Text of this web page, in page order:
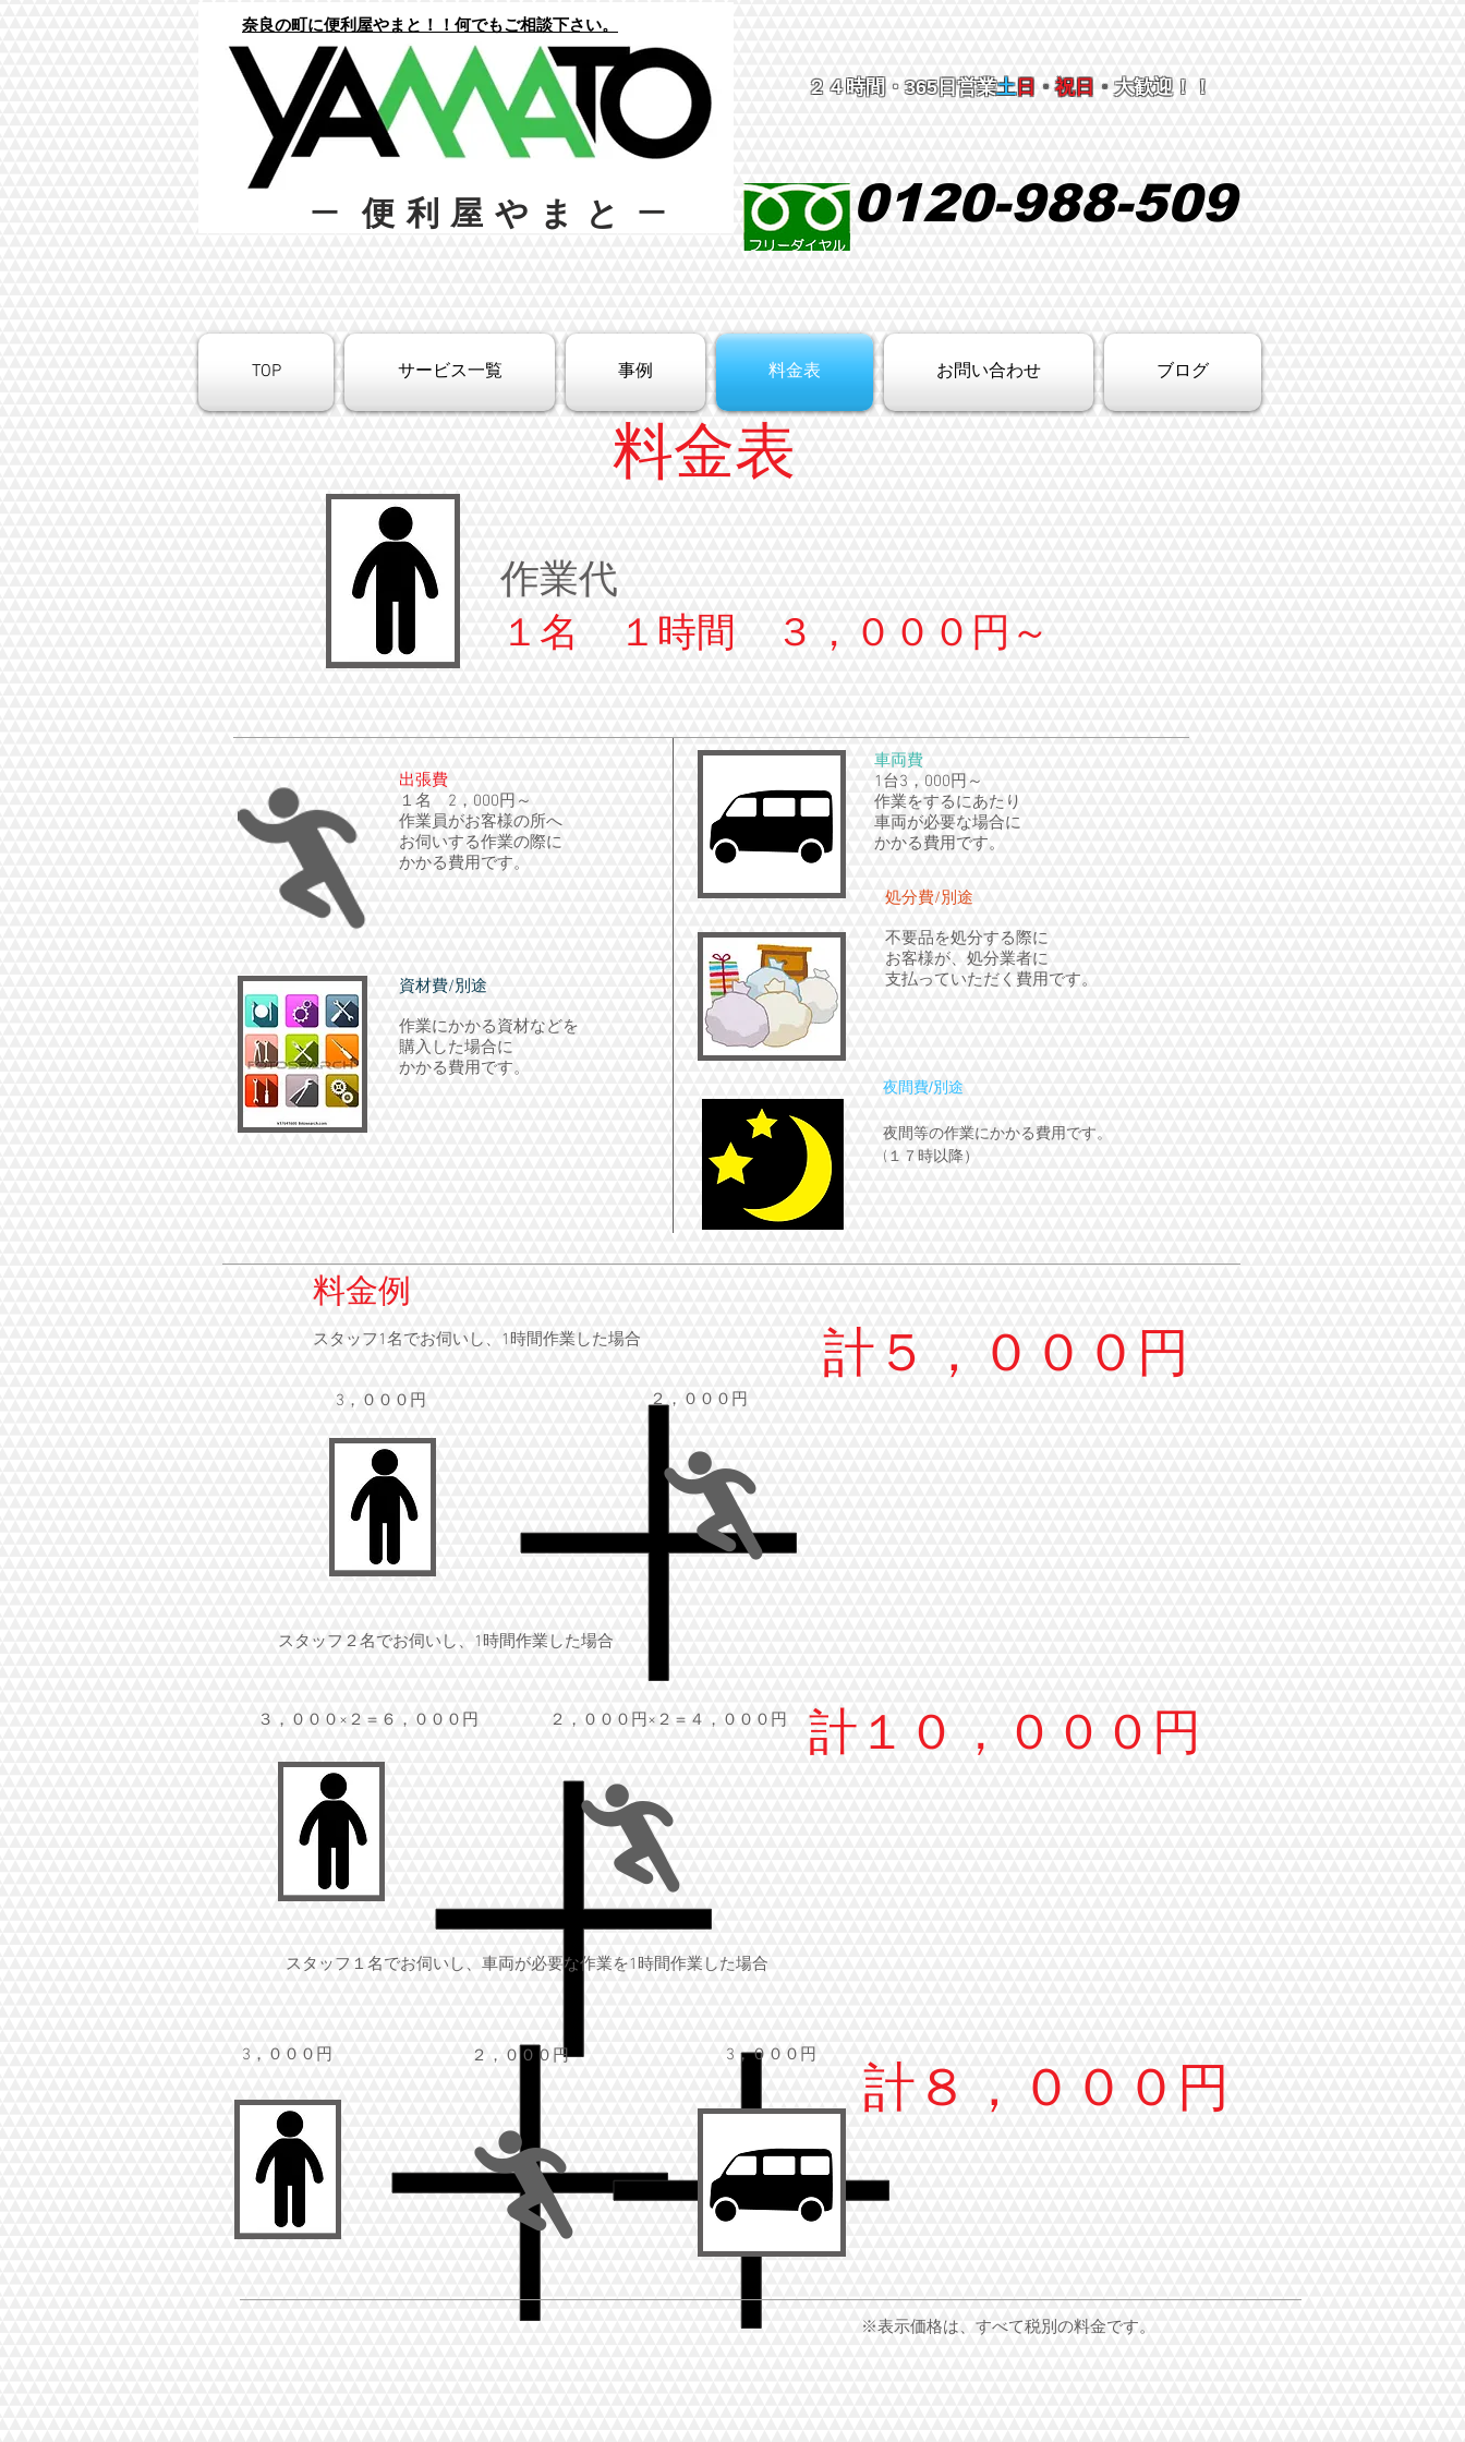
​奈良の町に便利屋やまと！！何でもご相談下さい。
便利屋やまと
ー ー
２４時間 ・365日営業土日 ・祝日 ・大歓迎！！
0120-988-509
TOP サービス一覧 事例 料金表 お問い合わせ ブログ
料金表
作業代
１名 １時間 ３，０００円～
出張費
１名 2，000円～
作業員がお客様の所へ
お伺いする作業の際に
かかる費用です。
車両費
1台3，000円～
作業をするにあたり
車両が必要な場合に
かかる費用です。
資材費/別途
作業にかかる資材などを
購入した場合に
かかる費用です。
処分費/別途
不要品を処分する際に
お客様が、処分業者に
支払っていただく費用です。
夜間費/別途
夜間等の作業にかかる費用です。
(１７時以降）
料金例
スタッフ1名でお伺いし、1時間作業した場合
3，０００円 ２，０００円
計５，０００円
スタッフ２名でお伺いし、1時間作業した場合
３，０００×２＝６，０００円 ２，０００円×２＝４，０００円 計１０，０００円
スタッフ１名でお伺いし、車両が必要な作業を1時間作業した場合
3，０００円 ２，０００円 3，０００円
計８，０００円
※表示価格は、すべて税別の料金です。